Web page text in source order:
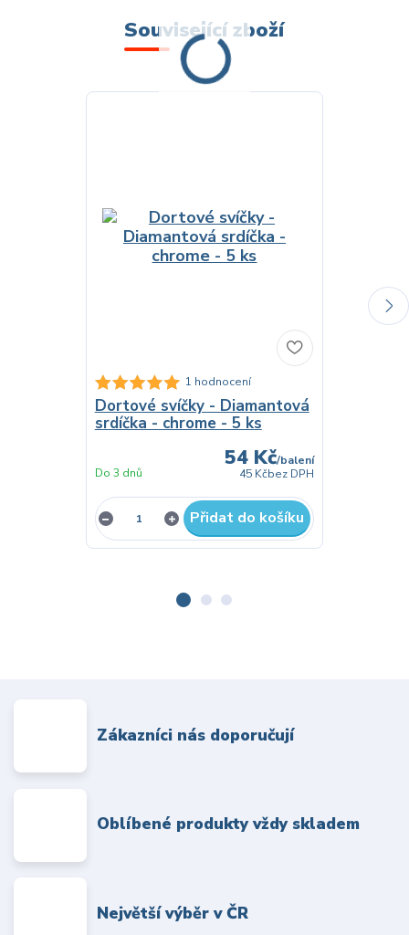
Související zboží
1 hodnocení
Dortové svíčky - Diamantová
srdíčka - chrome - 5 ks
54 Kč/balení
45 Kčbez DPH
Do 3 dnů
Přidat do košíku
Zákazníci nás doporučují
Oblíbené produkty vždy skladem
Největší výběr v ČR